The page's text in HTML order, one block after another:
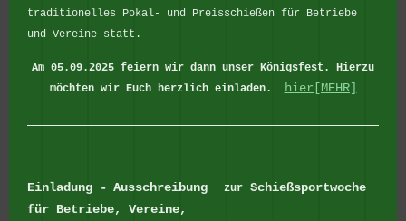
traditionelles Pokal- und Preisschießen für Betriebe
und Vereine statt.
Am 05.09.2025 feiern wir dann unser Königsfest. Hierzu
möchten wir Euch herzlich einladen.
hier[MEHR]
Einladung - Ausschreibung zur Schießsportwoche
für Betriebe, Vereine,